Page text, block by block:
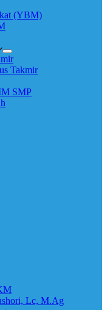
(YBM)
Takmir
SMP
Lc, M.Ag